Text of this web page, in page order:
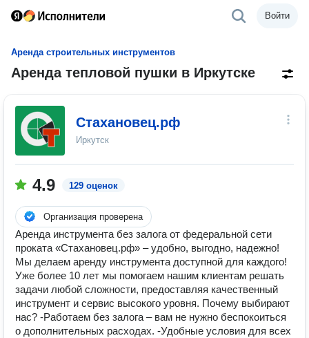
Войти
Аренда строительных инструментов
Аренда тепловой пушки в Иркутске
Стахановец.рф
Иркутск
4.9 129 оценок
Организация проверена
Аренда инструмента без залога от федеральной сети
проката «Стахановец.рф» – удобно, выгодно, надежно!
Мы делаем аренду инструмента доступной для каждого!
Уже более 10 лет мы помогаем нашим клиентам решать
задачи любой сложности, предоставляя качественный
инструмент и сервис высокого уровня. Почему выбирают
нас? -Работаем без залога – вам не нужно беспокоиться
о дополнительных расходах. -Удобные условия для всех